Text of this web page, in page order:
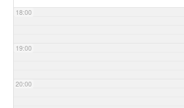
18:00
19:00
20:00